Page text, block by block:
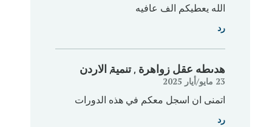
الله يعطيكم الف عافيه
هدىطه عقل زواهرة , تنمية, الاردن
23 مايو/‏أيار 2025
اتمنى ان اسجل معكم في هذه الدورات